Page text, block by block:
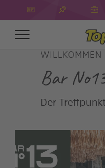
Toggle
WILLKOMMEN
Bar
Der